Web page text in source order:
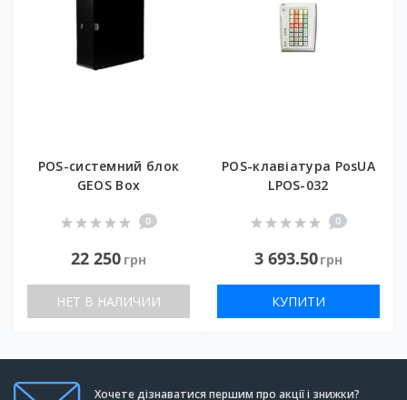
POS-системний блок
GEOS Box
0
22 250 грн
НЕТ В НАЛИЧИИ
POS-клавіатура PosUA
LPOS-032
0
3 693.50грн
КУПИТИ
Хочете дізнаватися першим про акції і знижки?